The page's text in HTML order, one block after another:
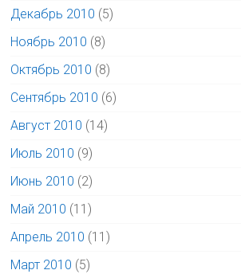
Декабрь 2010 (5)
Ноябрь 2010 (8)
Октябрь 2010 (8)
Сентябрь 2010 (6)
Август 2010 (14)
Июль 2010 (9)
Июнь 2010 (2)
Май 2010 (11)
Апрель 2010 (11)
Март 2010 (5)